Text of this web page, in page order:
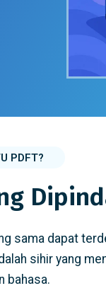
PDFT?
sama dapat
sihir yang
bahasa.